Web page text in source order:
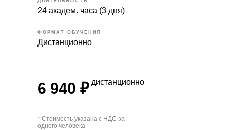
ФОРМАТ ОБУЧЕНИЯ
Дистанционно
24 академ. часа (3 дня)
6 940 ₽
* Стоимость указана с НДС за
одного человека
дистанционно